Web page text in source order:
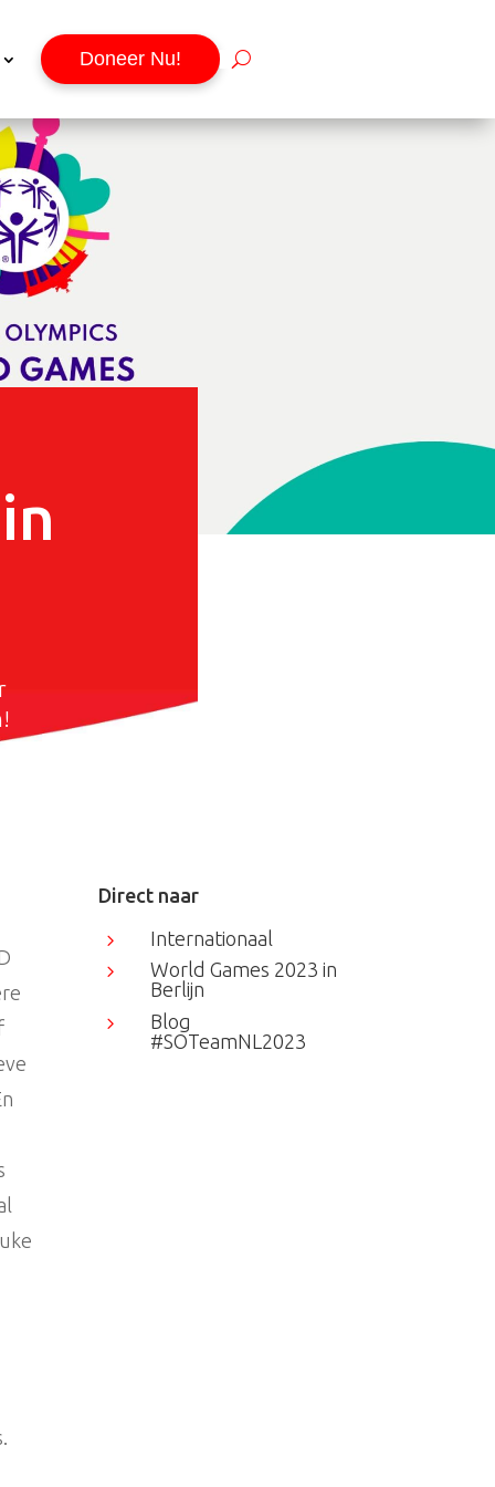
Doneer Nu!
Direct naar
5
Internationaal
5
World Games 2023 in
Berlijn
5
Blog
#SOTeamNL2023